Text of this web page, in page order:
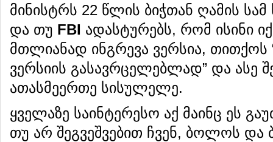
მინისტრს 22 წლის ბიჭთან ღამის
და თუ FBI ადასტურებს, რომ ისინი
მთლიანად ინგრევა ვერსია, თითქოს
ვერსიის გასავრცელებლად” და ასე
ათასმეერთე სისულელე.
ყველაზე საინტერესო აქ მაინც ეს
თუ არ შეგვეშვებით ჩვენ, ბოლოს